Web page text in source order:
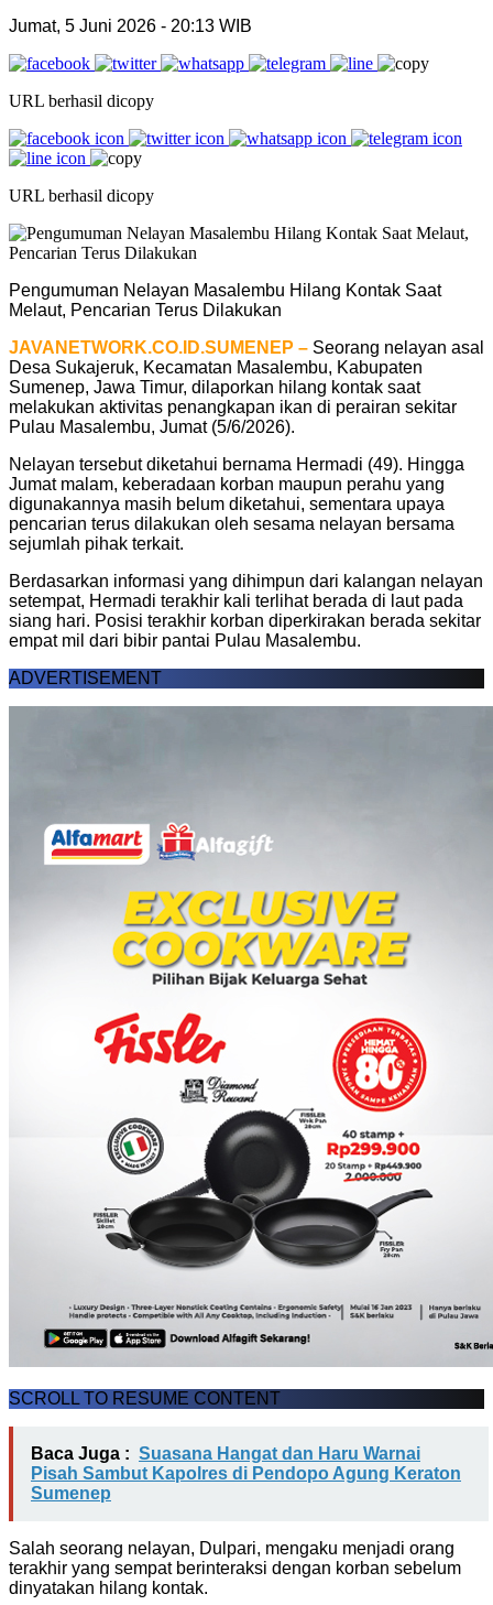
Jumat, 5 Juni 2026 - 20:13 WIB
URL berhasil dicopy
URL berhasil dicopy
Pengumuman Nelayan Masalembu Hilang Kontak Saat
Melaut, Pencarian Terus Dilakukan
JAVANETWORK.CO.ID.SUMENEP – Seorang nelayan asal
Desa Sukajeruk, Kecamatan Masalembu, Kabupaten
Sumenep, Jawa Timur, dilaporkan hilang kontak saat
melakukan aktivitas penangkapan ikan di perairan sekitar
Pulau Masalembu, Jumat (5/6/2026).
Nelayan tersebut diketahui bernama Hermadi (49). Hingga
Jumat malam, keberadaan korban maupun perahu yang
digunakannya masih belum diketahui, sementara upaya
pencarian terus dilakukan oleh sesama nelayan bersama
sejumlah pihak terkait.
Berdasarkan informasi yang dihimpun dari kalangan nelayan
setempat, Hermadi terakhir kali terlihat berada di laut pada
siang hari. Posisi terakhir korban diperkirakan berada sekitar
empat mil dari bibir pantai Pulau Masalembu.
ADVERTISEMENT
SCROLL TO RESUME CONTENT
Baca Juga : Suasana Hangat dan Haru Warnai
Pisah Sambut Kapolres di Pendopo Agung Keraton
Sumenep
Salah seorang nelayan, Dulpari, mengaku menjadi orang
terakhir yang sempat berinteraksi dengan korban sebelum
dinyatakan hilang kontak.